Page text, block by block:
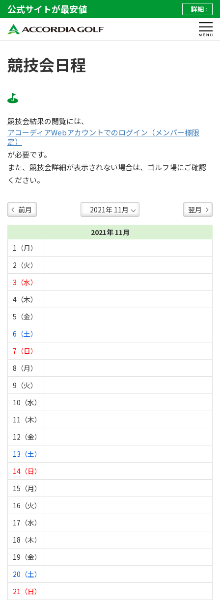
公式サイトが最安値 詳細
競技会日程
競技会結果の閲覧には、
アコーディアWebアカウントでのログイン（メンバー様限
定）
が必要です。
また、競技会詳細が表示されない場合は、ゴルフ場にご確認
ください。
前月 翌月
2021年 11月
1（月）
2（火）
3（水）
4（木）
5（金）
6（土）
7（日）
8（月）
9（火）
10（水）
11（木）
12（金）
13（土）
14（日）
15（月）
16（火）
17（水）
18（木）
19（金）
20（土）
21（日）